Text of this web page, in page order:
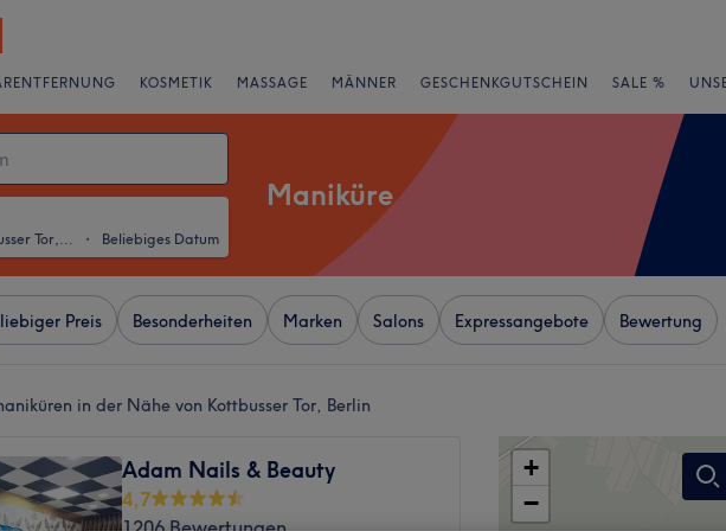
KOSMETIK MASSAGE MÄNNER GESCHENKGUTSCHEIN SALE %
in der Nähe von Kottbusser Tor, Berlin ・ Beliebiges Datum
Maniküre
Preis Besonderheiten Marken Salons Expressangebote Bewertung
in der Nähe von Kottbusser Tor, Berlin
Adam Nails & Beauty
4,7
+
−